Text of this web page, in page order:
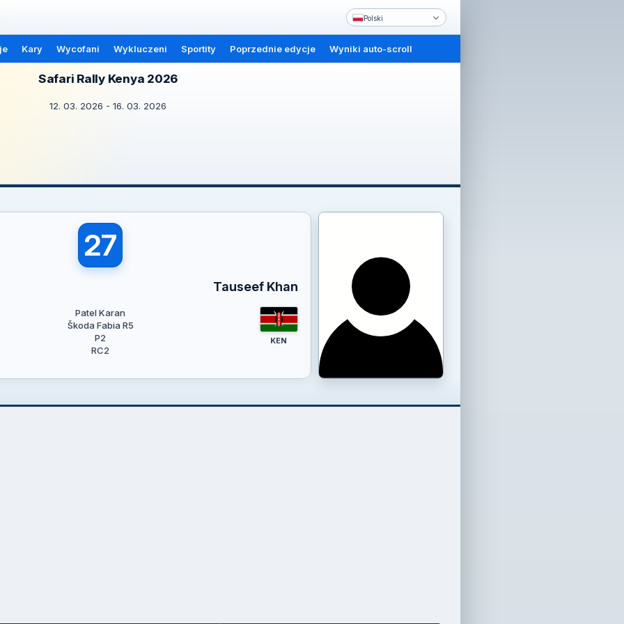
Polski
Kary Wycofani Wykluczeni Sportity Poprzednie edycje Wyniki auto-scroll
Safari Rally Kenya 2026
12. 03. 2026 - 16. 03. 2026
27
Tauseef Khan
Patel Karan
Škoda Fabia R5
P2
RC2
KEN